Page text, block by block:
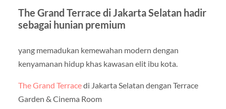
The Grand Terrace di Jakarta Selatan hadir
sebagai hunian premium
yang memadukan kemewahan modern dengan
kenyamanan hidup khas kawasan elit ibu kota.
The Grand Terracedi Jakarta Selatan dengan Terrace
Garden & Cinema Room